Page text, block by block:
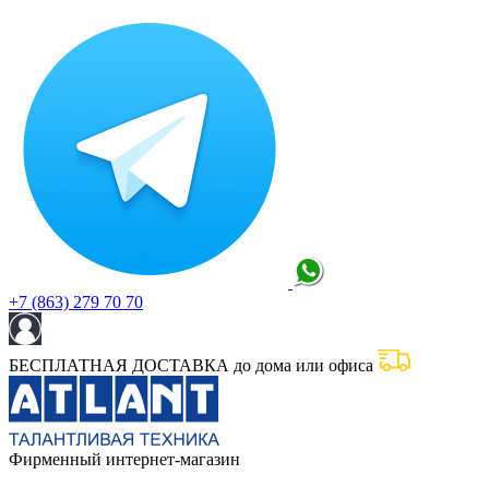
+7 (863) 279 70 70
БЕСПЛАТНАЯ ДОСТАВКА до дома или офиса
Фирменный интернет-магазин